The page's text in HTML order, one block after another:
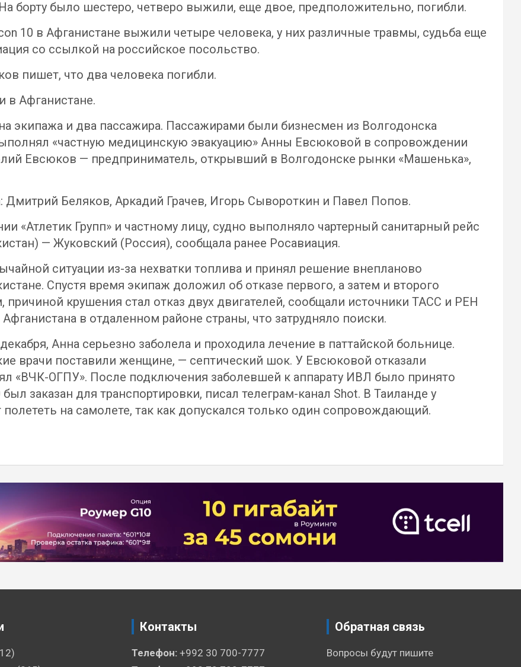
борту было шестеро, четверо выжили, еще двое, предположительно, погибли.
10 в Афганистане выжили четыре человека, у них различные травмы, судьба еще
со ссылкой на российское посольство.
пишет, что два человека погибли.
в Афганистане.
экипажа и два пассажира. Пассажирами были бизнесмен из Волгодонска
«частную медицинскую эвакуацию» Анны Евсюковой в сопровождении
Евсюков — предприниматель, открывший в Волгодонске рынки «Машенька»,
Дмитрий Беляков, Аркадий Грачев, Игорь Сывороткин и Павел Попов.
«Атлетик Групп» и частному лицу, судно выполняло чартерный санитарный рейс
— Жуковский (Россия), сообщала ранее Росавиация.
ситуации из-за нехватки топлива и принял решение внепланово
Спустя время экипаж доложил об отказе первого, а затем и второго
крушения стал отказ двух двигателей, сообщали источники ТАСС и РЕН
в отдаленном районе страны, что затрудняло поиски.
Анна серьезно заболела и проходила лечение в паттайской больнице.
врачи поставили женщине, — септический шок. У Евсюковой отказали
«ВЧК-ОГПУ». После подключения заболевшей к аппарату ИВЛ было принято
заказан для транспортировки, писал телеграм-канал Shot. В Таиланде у
на самолете, так как допускался только один сопровождающий.
Контакты
Телефон: +992 30 700-7777
Обратная связь
Вопросы будут пишите